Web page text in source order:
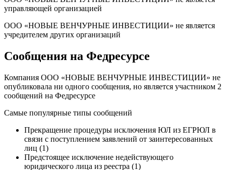
управляющей организацией
ООО «НОВЫЕ ВЕНЧУРНЫЕ ИНВЕСТИЦИИ» не является
учредителем других организаций
Сообщения на Федресурсе
Компания ООО «НОВЫЕ ВЕНЧУРНЫЕ ИНВЕСТИЦИИ» не
опубликовала ни одного сообщения, но является участником 2
сообщений на Федресурсе
Самые популярные типы сообщений
Прекращение процедуры исключения ЮЛ из ЕГРЮЛ в
связи с поступлением заявлений от заинтересованных
лиц (1)
Предстоящее исключение недействующего
юридического лица из реестра (1)